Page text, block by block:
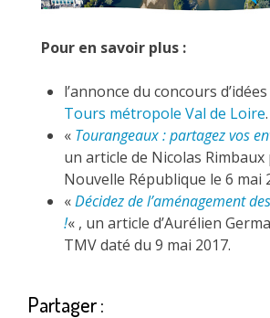
Pour en savoir plus :
l’annonce du concours
Tours métropole Val de Loire.
« Tourangeaux : partagez vos
un article de Nicolas Rimbaux
Nouvelle République le 6 mai
«Décidez de l’aménagement
!« , un article d’Aurélien
TMV daté du 9 mai 2017.
Partager :